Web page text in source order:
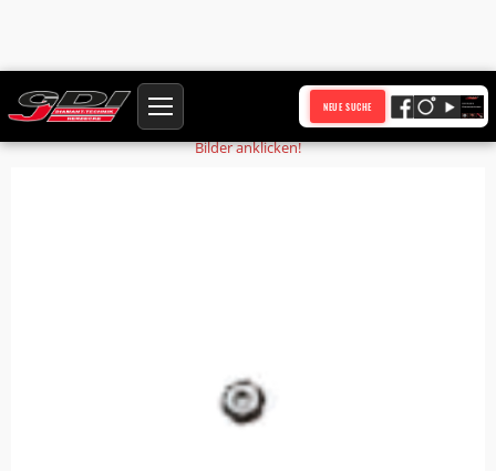
NEUE SUCHE
Startseite Produkte Verschraubung
Bilder anklicken!